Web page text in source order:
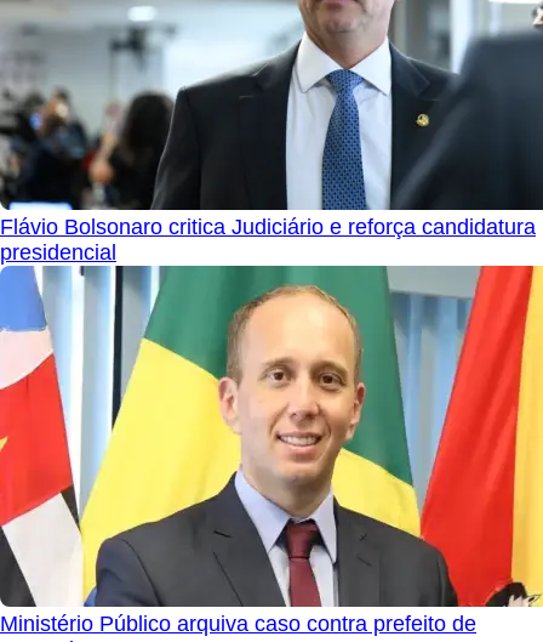
Flávio Bolsonaro critica Judiciário e reforça candidatura
presidencial
Ministério Público arquiva caso contra prefeito de